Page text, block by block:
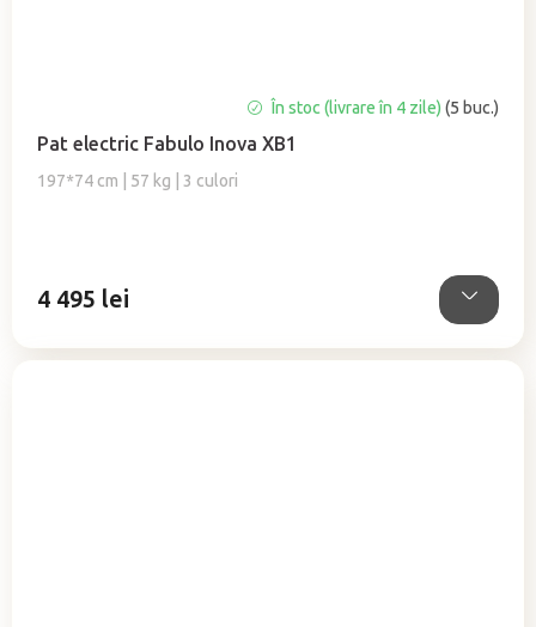
Pat electric Fabulo Inova XB1
197*74 cm | 57 kg | 3 culori
a
produsului
stele.
În stoc (livrare în 4 zile)(5 buc.)
4 495 lei